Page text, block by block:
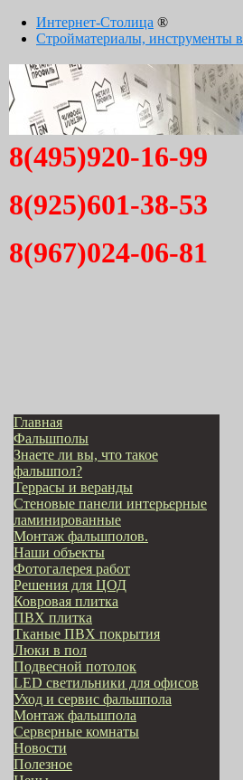
Интернет-Столица ®
Стройматериалы, инструменты
8(495)920-16-99
8(925)601-38-53
8(967)024-06-81
Главная
Фальшполы
Знаете ли вы, что такое
фальшпол?
Террасы и веранды
Стеновые панели интерьерные
ламинированные
Монтаж фальшполов.
Наши объекты
Фотогалерея работ
Решения для ЦОД
Ковровая плитка
ПВХ плитка
Тканые ПВХ покрытия
Люки в пол
Подвесной потолок
LED светильники для офисов
Уход и сервис фальшпола
Монтаж фальшпола
Серверные комнаты
Новости
Полезное